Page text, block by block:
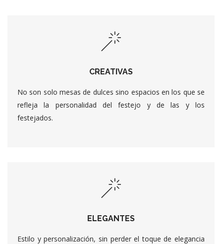
CREATIVAS
No son solo mesas de dulces sino espacios en los que se
refleja la personalidad del festejo y de las y los
festejados.
ELEGANTES
Estilo y personalización, sin perder el toque de elegancia